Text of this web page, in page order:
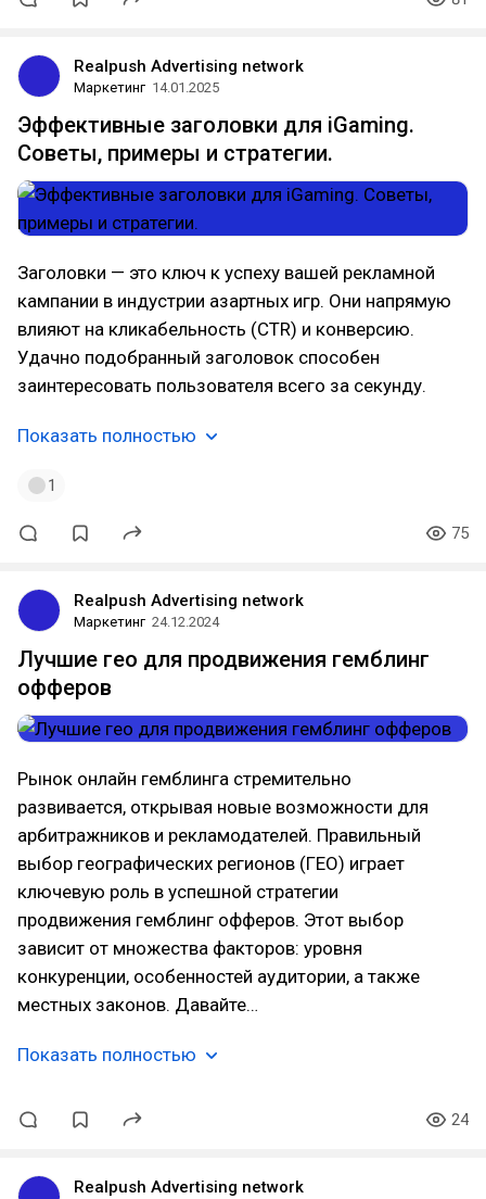
Realpush Advertising network
Маркетинг 14.01.2025
Эффективные заголовки для iGaming.
Советы, примеры и стратегии.
Заголовки — это ключ к успеху вашей рекламной
кампании в индустрии азартных игр. Они напрямую
влияют на кликабельность (CTR) и конверсию.
Удачно подобранный заголовок способен
заинтересовать пользователя всего за секунду.
Показать полностью
1
75
Realpush Advertising network
Маркетинг 24.12.2024
Лучшие гео для продвижения гемблинг
офферов
Рынок онлайн гемблинга стремительно
развивается, открывая новые возможности для
арбитражников и рекламодателей. Правильный
выбор географических регионов (ГЕО) играет
ключевую роль в успешной стратегии
продвижения гемблинг офферов. Этот выбор
зависит от множества факторов: уровня
конкуренции, особенностей аудитории, а также
местных законов. Давайте…
Показать полностью
24
Realpush Advertising network